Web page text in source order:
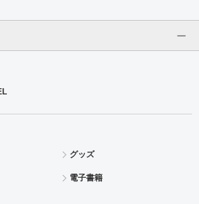
グッズ
電子書籍